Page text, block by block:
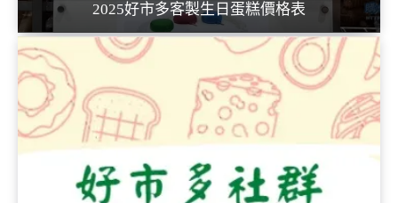
2025好市多客製生日蛋糕價格表